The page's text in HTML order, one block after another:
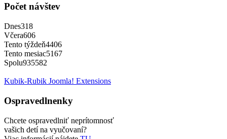
Počet návštev
Dnes318
Včera606
Tento týždeň4406
Tento mesiac5167
Spolu935582
Kubik-Rubik Joomla! Extensions
Ospravedlnenky
Chcete ospravedlniť neprítomnosť
vašich detí na vyučovaní?